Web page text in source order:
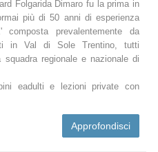
Folgarida Dimaro fu la prima in
più di 50 anni di esperienza
prevalentemente da
in Val di Sole Trentino, tutti
squadra regionale e nazionale di
eadulti e lezioni private con
Approfondisci